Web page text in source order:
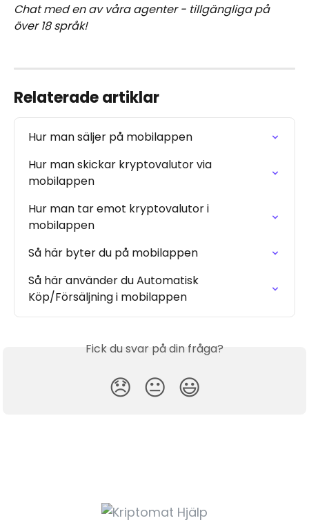
Chat med en av våra agenter - tillgängliga på
över 18 språk!
Relaterade artiklar
Hur man säljer på mobilappen
Hur man skickar kryptovalutor via
mobilappen
Hur man tar emot kryptovalutor i
mobilappen
Så här byter du på mobilappen
Så här använder du Automatisk
Köp/Försäljning i mobilappen
Fick du svar på din fråga?
😞 😐 😃